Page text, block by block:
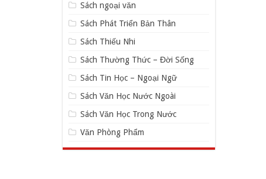
Sách ngoại văn
Sách Phát Triển Bản Thân
Sách Thiếu Nhi
Sách Thường Thức – Đời Sống
Sách Tin Học – Ngoại Ngữ
Sách Văn Học Nước Ngoài
Sách Văn Học Trong Nước
Văn Phòng Phẩm